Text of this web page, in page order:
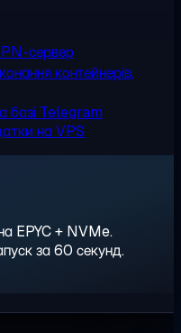
сервер
контейнерів,
базі Telegram
на VPS
EPYC + NVMe.
за 60 секунд.